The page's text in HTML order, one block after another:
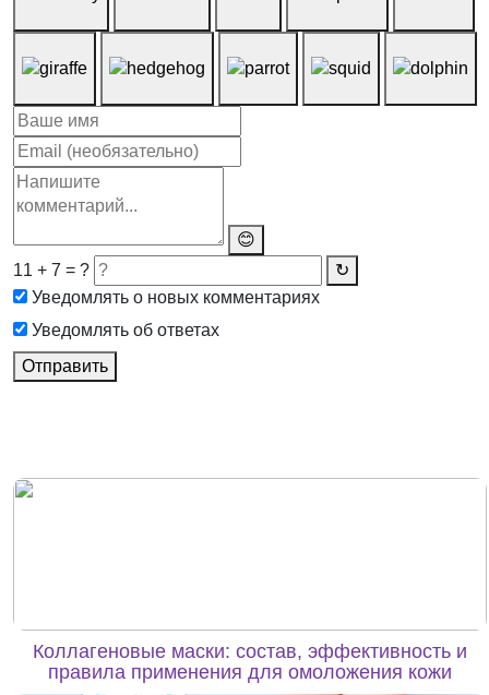
😊
11 + 7 = ?
↻
Уведомлять о новых комментариях
Уведомлять об ответах
Отправить
Коллагеновые маски: состав, эффективность и
правила применения для омоложения кожи